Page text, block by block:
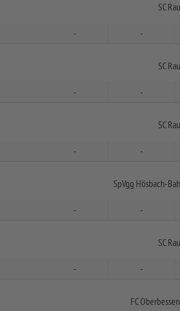
SC
- -
SC
- -
SC
- -
SpVgg Hösbach-
- -
SC
- -
FC